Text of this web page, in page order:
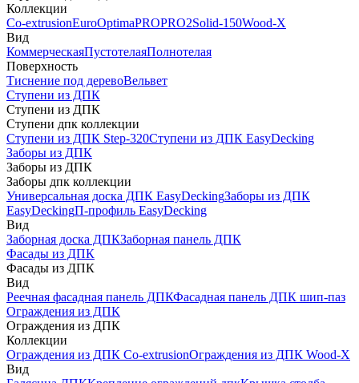
Коллекции
Co-extrusionEuroOptimaPROPRO2Solid-150Wood-X
Вид
КоммерческаяПустотелаяПолнотелая
Поверхность
Тиснение под деревоВельвет
Ступени из ДПК
Ступени из ДПК
Ступени дпк коллекции
Ступени из ДПК Step-320Ступени из ДПК EasyDecking
Заборы из ДПК
Заборы из ДПК
Заборы дпк коллекции
Универсальная доска ДПК EasyDeckingЗаборы из ДПК
EasyDeckingП-профиль EasyDecking
Вид
Заборная доска ДПКЗаборная панель ДПК
Фасады из ДПК
Фасады из ДПК
Вид
Реечная фасадная панель ДПКФасадная панель ДПК шип-паз
Ограждения из ДПК
Ограждения из ДПК
Коллекции
Ограждения из ДПК Co-extrusionОграждения из ДПК Wood-X
Вид